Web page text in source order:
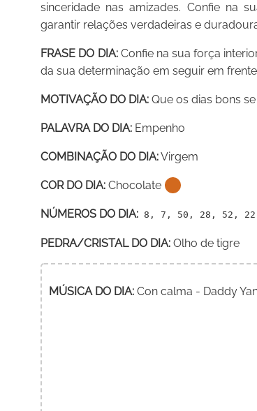
sinceridade nas amizades. Confie na
garantir relações verdadeiras e
FRASE DO DIA:Confie na sua força
da sua determinação em seguir em
MOTIVAÇÃO DO DIA: Que os dias bons
PALAVRA DO DIA: Empenho
COMBINAÇÃO DO DIA:Virgem
COR DO DIA: Chocolate
NÚMEROS DO DIA: 8, 7, 50, 28, 52, 22
PEDRA/CRISTAL DO DIA: Olho de tigre
MÚSICA DO DIA: Con calma - Daddy